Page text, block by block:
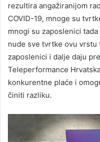
rezultira angažiranijom
COVID-19, mnoge su
mnogi su zaposlenici
nude sve tvrtke ovu
zaposlenici i dalje daju
Teleperformance
konkurentne plaće i
činiti razliku.